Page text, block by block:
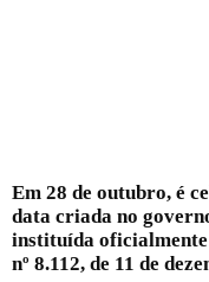
Em 28 de outubro, é
data criada no
instituída oficialmente
nº 8.112, de 11 de